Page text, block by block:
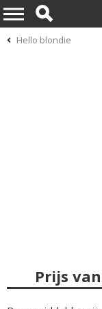
Hello blondie
Prijs